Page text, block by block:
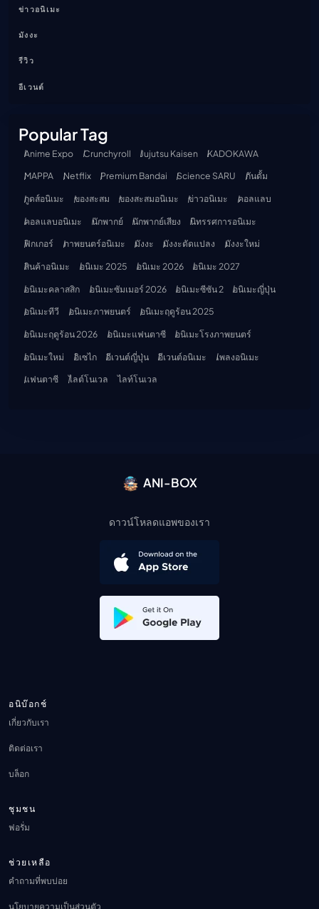
ข่าวอนิเมะ
มังงะ
รีวิว
อีเวนต์
Popular Tag
Anime Expo Crunchyroll Jujutsu Kaisen
KADOKAWA
MAPPA
Netflix Premium Bandai Science SARU
กันดั้ม
กูดส์อนิเมะ
ของสะสม ของสะสมอนิเมะ ข่าวอนิเมะ
คอลแลบ
คอลแลบอนิเมะ
นักพากย์ นักพากย์เสียง
นิทรรศการอนิเมะ
ฟิกเกอร์
ภาพยนตร์อนิเมะ มังงะ มังงะดัดแปลง
มังงะใหม่
สินค้าอนิเมะ
อนิเมะ 2025 อนิเมะ 2026
อนิเมะ 2027
อนิเมะคลาสสิก
อนิเมะซัมเมอร์ 2026 อนิเมะซีซัน 2
อนิเมะญี่ปุ่น
อนิเมะทีวี
อนิเมะภาพยนตร์
อนิเมะฤดูร้อน 2025
อนิเมะฤดูร้อน 2026
อนิเมะแฟนตาซี
อนิเมะโรงภาพยนตร์
อนิเมะใหม่
อิเซไก อีเวนต์ญี่ปุ่น อีเวนต์อนิเมะ
เพลงอนิเมะ
แฟนตาซี
ไลต์โนเวล ไลท์โนเวล
ANI-BOX
ดาวน์โหลดแอพของเรา
อนิบ๊อกช์
เกี่ยวกับเรา
ติดต่อเรา
บล็อก
ชุมชน
ฟอรั่ม
ช่วยเหลือ
คำถามที่พบบ่อย
นโยบายความเป็นส่วนตัว